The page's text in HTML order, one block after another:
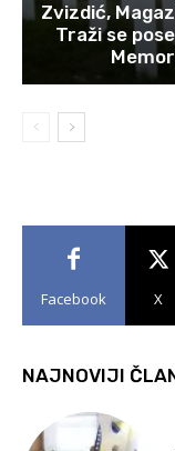
Zvizdić,
Traži se
Facebook X
NAJNOVIJI